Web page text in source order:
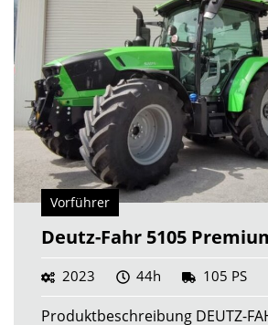
Vorführer
Deutz-Fahr 5105
2023 44h 105 PS
Produktbeschreibung DEUTZ-